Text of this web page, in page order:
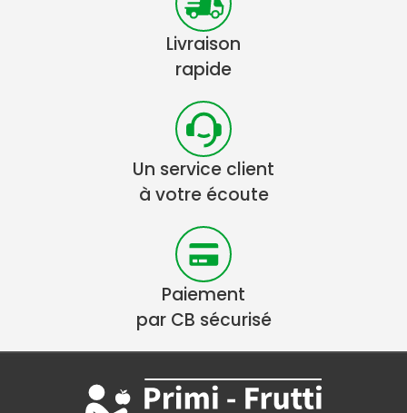
Livraison
rapide
Un service client
à votre écoute
Paiement
par CB sécurisé